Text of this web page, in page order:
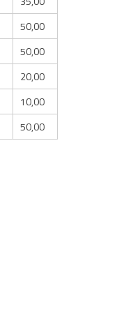
50,00
50,00
20,00
10,00
50,00